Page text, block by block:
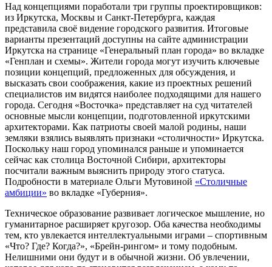
Над концепциями поработали три группы проектировщиков:
из Иркутска, Москвы и Санкт-Петербурга, каждая
представила своё видение городского развития. Итоговые
варианты презентаций доступны на сайте администрации
Иркутска на странице «Генеральный план города» во вкладке
«Генплан и схемы». Жители города могут изучить ключевые
позиции концепций, предложенных для обсуждения, и
высказать свои соображения, какие из проектных решений
специалистов им видятся наиболее подходящими для нашего
города. Сегодня «Восточка» представляет на суд читателей
основные мысли концепции, подготовленной иркутскими
архитекторами. Как патриоты своей малой родины, наши
земляки взялись выявлять признаки «столичности» Иркутска.
Поскольку наш город упоминался раньше и упоминается
сейчас как столица Восточной Сибири, архитекторы
посчитали важным выяснить природу этого статуса.
Подробности в материале Ольги Мутовиной «Столичные
амбиции» во вкладке «Губерния».
Техническое образование развивает логическое мышление, но
гуманитарное расширяет кругозор. Оба качества необходимы
тем, кто увлекается интеллектуальными играми – спортивным
«Что? Где? Когда?», «Брейн-рингом» и тому подобным.
Нелишними они будут и в обычной жизни. Об увлечении,